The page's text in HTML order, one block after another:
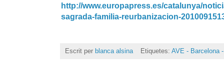
http://www.europapress.es/catalunya/
sagrada-familia-reurbanizacion-
Escrit per blanca alsina Etiquetes: AVE - Barcelona